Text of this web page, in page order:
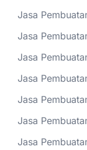
Jasa
Jasa
Jasa
Jasa
Jasa
Jasa
Jasa